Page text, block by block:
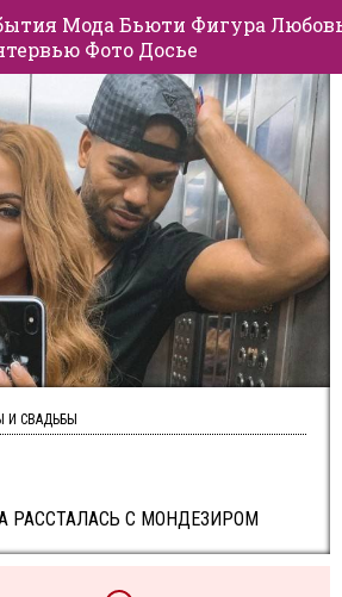
Мода Бьюти Фигура
Фото Досье
РАССТАЛАСЬ С МОНДЕЗИРОМ
И СВАДЬБЫ